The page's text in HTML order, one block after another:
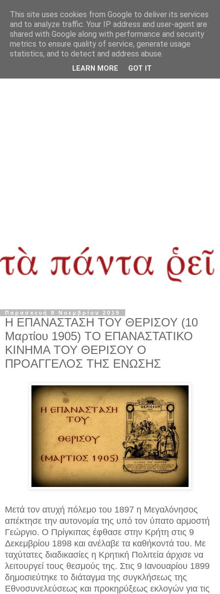
Παρασκευή 8 Νοεμβρίου 2019
Η ΕΠΑΝΑΣΤΑΣΗ ΤΟΥ ΘΕΡΙΣΟΥ (10
Μαρτίου 1905) ΤΟ ΕΠΑΝΑΣΤΑΤΙΚΟ
ΚΙΝΗΜΑ ΤΟΥ ΘΕΡΙΣΟΥ Ο
ΠΡΟΑΓΓΕΛΟΣ ΤΗΣ ΕΝΩΣΗΣ
Μετά τον ατυχή πόλεμο του 1897 η Μεγαλόνησος
απέκτησε την αυτονομία της υπό τον ύπατο αρμοστή
Γεώργιο. Ο Πρίγκιπας έφθασε στην Κρήτη στις 9
Δεκεμβρίου 1898 και ανέλαβε τα καθήκοντά του. Με
ταχύτατες διαδικασίες η Κρητική Πολιτεία άρχισε να
λειτουργεί τους θεσμούς της. Στις 9 Ιανουαρίου 1899
δημοσιεύτηκε το διάταγμα της συγκλήσεως της
Εθνοσυνελεύσεως και προκηρύξεως εκλογών για τις
This site uses cookies from Google to deliver its services
and to analyze traffic. Your IP address and user-agent are
shared with Google along with performance and security
metrics to ensure quality of service, generate usage
statistics, and to detect and address abuse.
LEARN MORE GOT IT